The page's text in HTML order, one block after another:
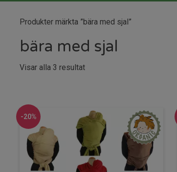
Produkter märkta ”bära med sjal”
bära med sjal
Visar alla 3 resultatSortera
-20%